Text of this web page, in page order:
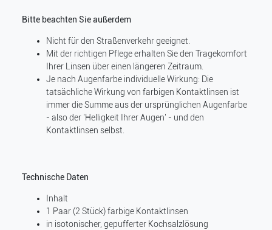
Bitte beachten Sie außerdem
Nicht für den Straßenverkehr geeignet.
Mit der richtigen Pflege erhalten Sie den Tragekomfort
Ihrer Linsen über einen längeren Zeitraum.
Je nach Augenfarbe individuelle Wirkung: Die
tatsächliche Wirkung von farbigen Kontaktlinsen ist
immer die Summe aus der ursprünglichen Augenfarbe
- also der 'Helligkeit Ihrer Augen' - und den
Kontaktlinsen selbst.
Technische Daten
Inhalt
1 Paar (2 Stück) farbige Kontaktlinsen
in isotonischer, gepufferter Kochsalzlösung